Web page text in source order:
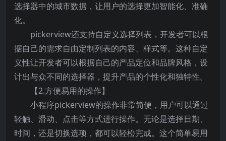
选择器中的城市数据，让用户的选择更加智能化、准确
化。
pickerview还支持自定义选择列表，开发者可以根
据自己的需求自由定制列表的内容、样式等。这种自定
义性让开发者可以根据自己的产品定位和品牌风格，设
计出与众不同的选择器，提升产品的个性化和独特性。
【2.方便易用的操作】
小程序pickerview的操作非常简便，用户可以通过
轻触、滑动、点击等方式进行操作。无论是选择日期、
时间，还是切换选项，都可以轻松完成。这个简单易用